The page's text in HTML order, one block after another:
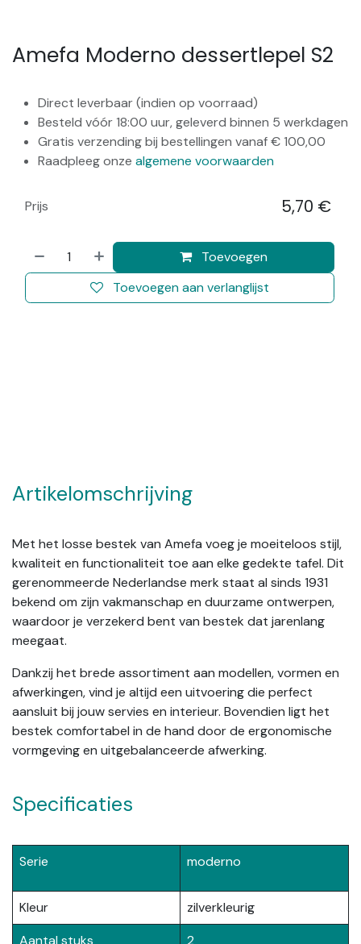
Amefa Moderno dessertlepel S2
Direct leverbaar (indien op voorraad)
Besteld vóór 18:00 uur, geleverd binnen 5 werkdagen
Gratis verzending bij bestellingen vanaf € 100,00
Raadpleeg onze algemene voorwaarden
Toevoegen
Toevoegen aan verlanglijst
Prijs 5,70 €
Artikelomschrijving
Met het losse bestek van Amefa voeg je moeiteloos stijl,
kwaliteit en functionaliteit toe aan elke gedekte tafel. Dit
gerenommeerde Nederlandse merk staat al sinds 1931
bekend om zijn vakmanschap en duurzame ontwerpen,
waardoor je verzekerd bent van bestek dat jarenlang
meegaat.
Dankzij het brede assortiment aan modellen, vormen en
afwerkingen, vind je altijd een uitvoering die perfect
aansluit bij jouw servies en interieur. Bovendien ligt het
bestek comfortabel in de hand door de ergonomische
vormgeving en uitgebalanceerde afwerking.
Specificaties
Serie moderno
Kleur
zilverkleurig
Aantal stuks
2